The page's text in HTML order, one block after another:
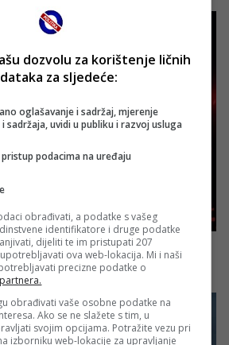
dozvolu za korištenje ličnih
za sljedeće:
oglašavanje i sadržaj, mjerenje
sadržaja, uvidi u publiku i razvoj usluga
podacima na uređaju
obrađivati, a podatke s vašeg
identifikatore i druge podatke
dijeliti te im pristupati 207
ova web-lokacija. Mi i naši
precizne podatke o
obrađivati vaše osobne podatke na
Ako se ne slažete s tim, u
svojim opcijama. Potražite vezu pri
izborniku web-lokacije za upravljanje